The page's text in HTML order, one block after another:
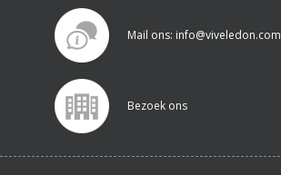
Mail ons: info@viveledon.com
Bezoek ons